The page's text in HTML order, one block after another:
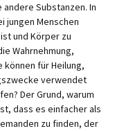
andere Substanzen. In
jungen Menschen
und Körper zu
Wahrnehmung,
können für Heilung,
verwendet
Der Grund, warum
dass es einfacher als
zu finden, der